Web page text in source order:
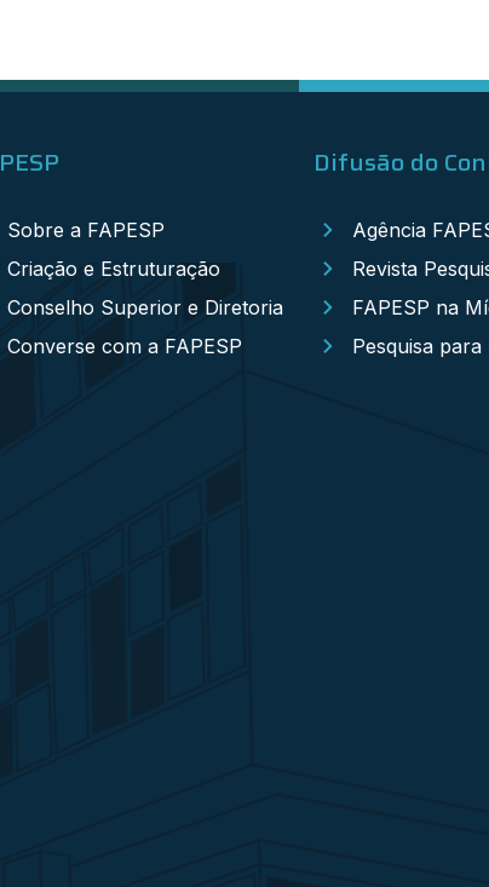
Sobre a FAPESP
Criação e Estruturação
Conselho Superior e Diretoria
Converse com a FAPESP
Difusão do
Agência
Revista
FAPESP na
Pesquisa